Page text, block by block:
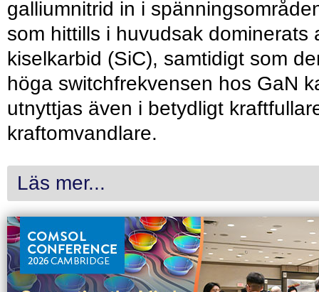
galliumnitrid in i
som hittills i huvudsak dominerats
kiselkarbid (SiC), samtidigt som
höga switchfrekvensen hos GaN
utnyttjas även i betydligt
kraftomvandlare.
Läs mer...